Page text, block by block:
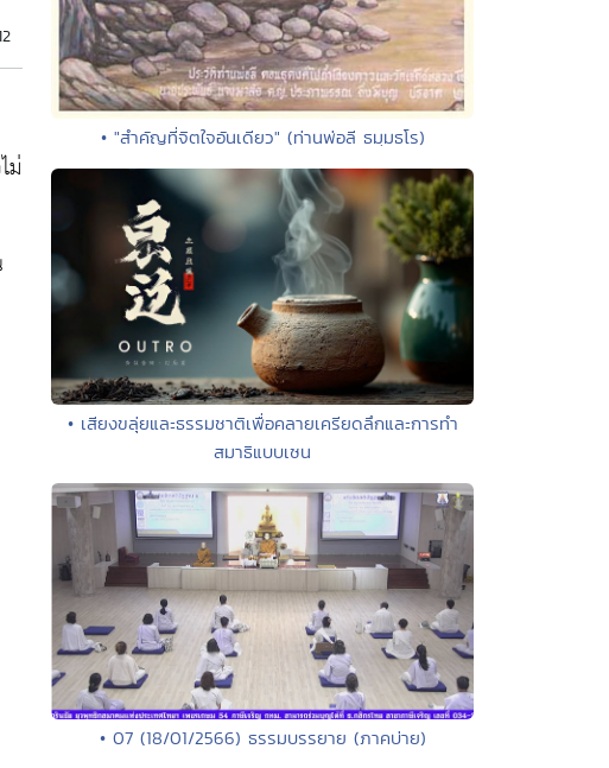
ม่
• "สำคัญที่จิตใจอันเดียว" (ท่านพ่อลี ธมฺมธโร)
• เสียงขลุ่ยและธรรมชาติเพื่อคลายเครียดลึกและการทำ
สมาธิแบบเซน
• 07 (18/01/2566) ธรรมบรรยาย (ภาคบ่าย)